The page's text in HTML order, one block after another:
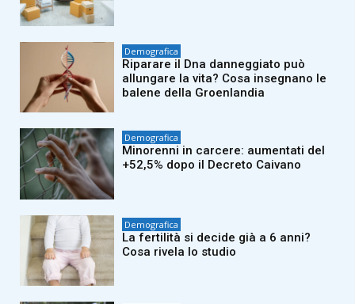
Demografica
Riparare il Dna danneggiato può
allungare la vita? Cosa insegnano le
balene della Groenlandia
Demografica
Minorenni in carcere: aumentati del
+52,5% dopo il Decreto Caivano
Demografica
La fertilità si decide già a 6 anni?
Cosa rivela lo studio